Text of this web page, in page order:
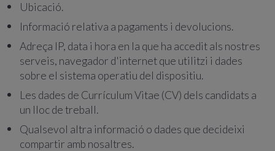
Ubicació.
Informació relativa a pagaments i devolucions.
Adreça IP, data i hora en la que ha accedit als nostres
serveis, navegador d'internet que utilitzi i dades
sobre el sistema operatiu del dispositiu.
Les dades de Currículum Vitae (CV) dels candidats a
un lloc de treball.
Qualsevol altra informació o dades que decideixi
compartir amb nosaltres.